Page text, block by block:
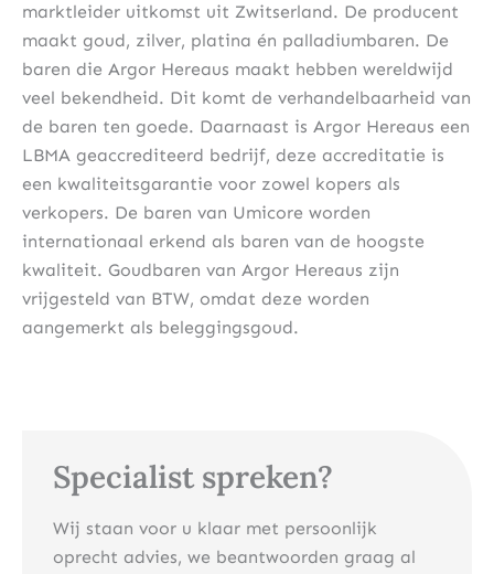
Specialist spreken?
Wij staan voor u klaar met persoonlijk
oprecht advies, we beantwoorden graag al
marktleider uitkomst uit Zwitserland. De producent
maakt goud, zilver, platina én palladiumbaren. De
baren die Argor Hereaus maakt hebben wereldwijd
veel bekendheid. Dit komt de verhandelbaarheid van
de baren ten goede. Daarnaast is Argor Hereaus een
LBMA geaccrediteerd bedrijf, deze accreditatie is
een kwaliteitsgarantie voor zowel kopers als
verkopers. De baren van Umicore worden
internationaal erkend als baren van de hoogste
kwaliteit. Goudbaren van Argor Hereaus zijn
vrijgesteld van BTW, omdat deze worden
aangemerkt als beleggingsgoud.